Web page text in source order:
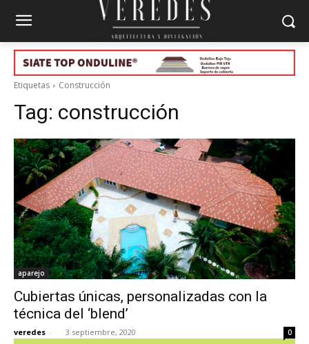
Etiquetas Construcción
Tag: construcción
aparejo
Cubiertas únicas, personalizadas con la
técnica del ‘blend’
veredes - 3 septiembre, 2020 0